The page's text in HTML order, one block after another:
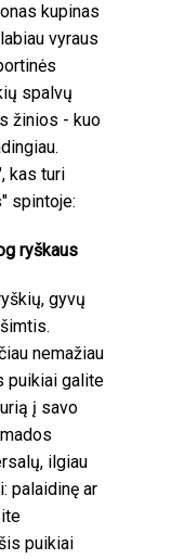
kupinas
vyraus
spalvų
žinios - kuo
kas turi
spintoje:
ryškaus
gyvų
nemažiau
puikiai galite
į savo
ilgiau
palaidinę ar
puikiai